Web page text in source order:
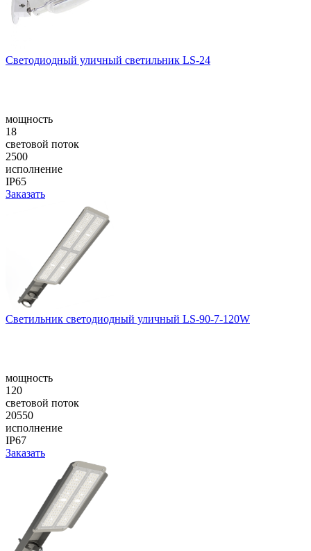
Светодиодный уличный светильник LS-24
мощность
18
световой поток
2500
исполнение
IP65
Заказать
Светильник светодиодный уличный LS-90-7-120W
мощность
120
световой поток
20550
исполнение
IP67
Заказать